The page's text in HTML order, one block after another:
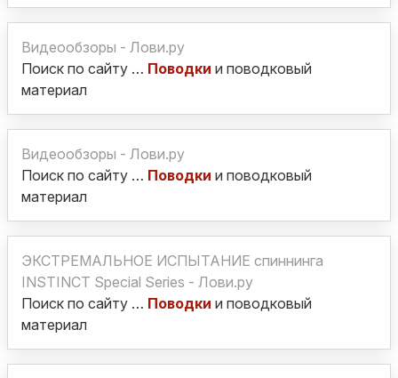
Видеообзоры - Лови.ру
Поиск по сайту … Поводки и поводковый
материал
Видеообзоры - Лови.ру
Поиск по сайту … Поводки и поводковый
материал
ЭКСТРЕМАЛЬНОЕ ИСПЫТАНИЕ спиннинга
INSTINCT Special Series - Лови.ру
Поиск по сайту … Поводки и поводковый
материал